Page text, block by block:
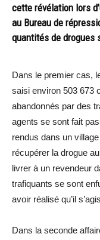
cette révélation lors
au Bureau de
quantités de drogues
Dans le premier cas,
saisi environ 503 673
abandonnés par des
agents se sont fait
rendus dans un
récupérer la drogue
livrer à un revendeur
trafiquants se sont
avoir réalisé qu’il
Dans la seconde